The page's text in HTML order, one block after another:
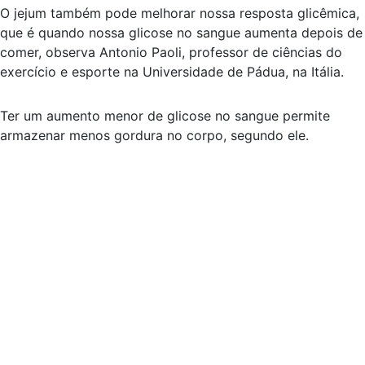
O jejum também pode melhorar nossa resposta glicêmica,
que é quando nossa glicose no sangue aumenta depois de
comer, observa Antonio Paoli, professor de ciências do
exercício e esporte na Universidade de Pádua, na Itália.
Ter um aumento menor de glicose no sangue permite
armazenar menos gordura no corpo, segundo ele.